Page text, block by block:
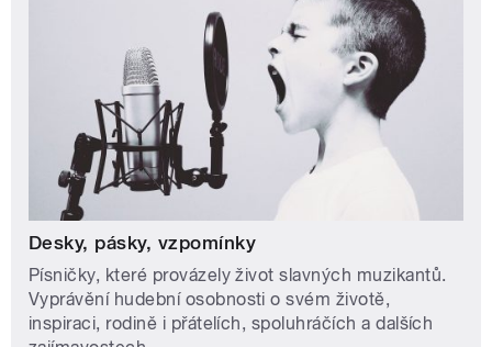
Desky, pásky, vzpomínky
Písničky, které provázely život slavných muzikantů.
Vyprávění hudební osobnosti o svém životě,
inspiraci, rodině i přátelích, spoluhráčích a dalších